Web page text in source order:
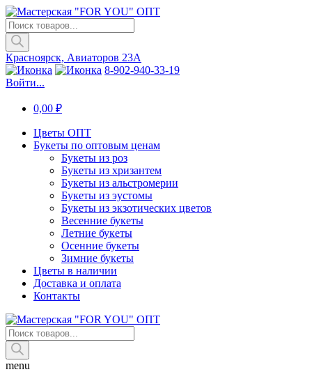
Поиск
товаров
Красноярск, Авиаторов 23А
8-902-940-33-19
Войти...
0,00 ₽
Цветы ОПТ
Букеты по оптовым ценам
Букеты из роз
Букеты из хризантем
Букеты из альстромерии
Букеты из эустомы
Букеты из экзотических цветов
Весенние букеты
Летние букеты
Осенние букеты
Зимние букеты
Цветы в наличии
Доставка и оплата
Контакты
Поиск
товаров
menu